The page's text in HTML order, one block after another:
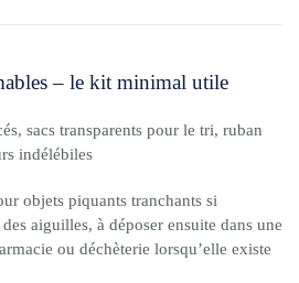
– le kit minimal utile
sacs transparents pour le tri, ruban
indélébiles
objets piquants tranchants si
aiguilles, à déposer ensuite dans une
ou déchèterie lorsqu’elle existe